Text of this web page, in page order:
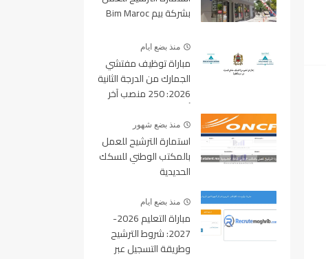
بشركة بيم Bim Maroc
منذ بضع ايام
مباراة توظيف مفتشي
الجمارك من الدرجة الثانية
2026: 250 منصب آخر
2026منذ بضع شهور
استمارة الترشيح للعمل
بالمكتب الوطني للسكك
الحديدية
منذ بضع ايام
مباراة التعليم 2026-
2027: شروط الترشيح
وطريقة التسجيل عبر